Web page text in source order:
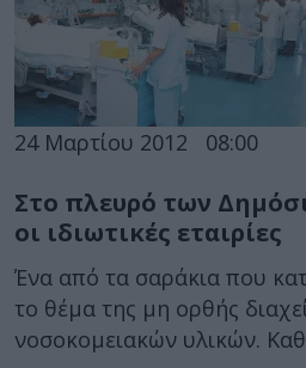
24 Μαρτίου 2012 08:00
Στο πλευρό των
οι ιδιωτικές εταιρίες
Ένα από τα σαράκια που
το θέμα της μη ορθής
νοσοκομειακών υλικών.